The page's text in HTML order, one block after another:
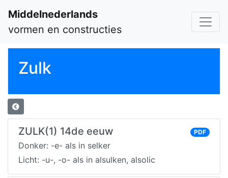
Middelnederlands
vormen en constructies
Zulk
ZULK(1) 14de eeuw PDF
Donker: -e- als in selker
Licht: -u-, -o- als in alsulken, alsolic